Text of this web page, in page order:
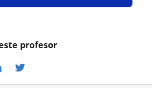
profesor